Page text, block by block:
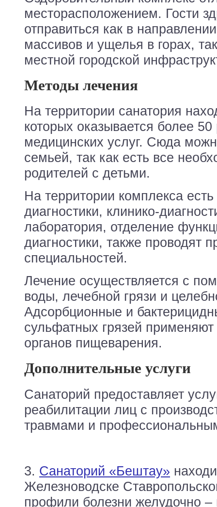
месторасположением. Гости
отправиться как в
массивов и ущелья в горах,
местной городской
Методы лечения
На территории санатория
которых оказывается более 50
медицинских услуг. Сюда
семьей, так как есть все
родителей с детьми.
На территории комплекса
диагностики, клинико-
лаборатория, отделение
диагностики, также проводят
специальностей.
Лечение осуществляется с
воды, лечебной грязи и
Адсорбционные и
сульфатных грязей
органов пищеварения.
Дополнительные услуги
Санаторий предоставляет
реабилитации лиц с
травмами и
3. Санаторий «Бештау»
Железноводске
профили болезни желудочно –